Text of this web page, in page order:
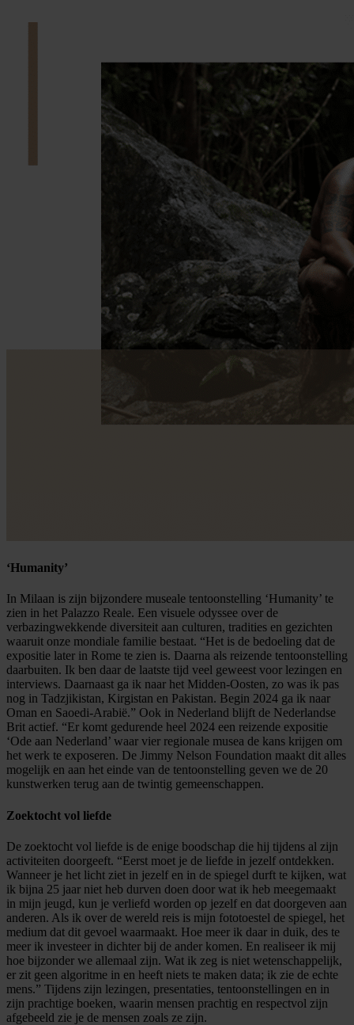
‘Humanity’
In Milaan is zijn bijzondere museale tentoonstelling ‘Humanity’ te
zien in het Palazzo Reale. Een visuele odyssee over de
verbazingwekkende diversiteit aan culturen, tradities en gezichten
waaruit onze mondiale familie bestaat. “Het is de bedoeling dat de
expositie later in Rome te zien is. Daarna als reizende tentoonstelling
daarbuiten. Ik ben daar de laatste tijd veel geweest voor lezingen en
interviews. Daarnaast ga ik naar het Midden-Oosten, zo was ik pas
nog in Tadzjikistan, Kirgistan en Pakistan. Begin 2024 ga ik naar
Oman en Saoedi-Arabië.” Ook in Nederland blijft de Nederlandse
Brit actief. “Er komt gedurende heel 2024 een reizende expositie
‘Ode aan Nederland’ waar vier regionale musea de kans krijgen om
het werk te exposeren. De Jimmy Nelson Foundation maakt dit alles
mogelijk en aan het einde van de tentoonstelling geven we de 20
kunstwerken terug aan de twintig gemeenschappen.
Zoektocht vol liefde
De zoektocht vol liefde is de enige boodschap die hij tijdens al zijn
activiteiten doorgeeft. “Eerst moet je de liefde in jezelf ontdekken.
Wanneer je het licht ziet in jezelf en in de spiegel durft te kijken, wat
ik bijna 25 jaar niet heb durven doen door wat ik heb meegemaakt
in mijn jeugd, kun je verliefd worden op jezelf en dat doorgeven aan
anderen. Als ik over de wereld reis is mijn fototoestel de spiegel, het
medium dat dit gevoel waarmaakt. Hoe meer ik daar in duik, des te
meer ik investeer in dichter bij de ander komen. En realiseer ik mij
hoe bijzonder we allemaal zijn. Wat ik zeg is niet wetenschappelijk,
er zit geen algoritme in en heeft niets te maken data; ik zie de echte
mens.” Tijdens zijn lezingen, presentaties, tentoonstellingen en in
zijn prachtige boeken, waarin mensen prachtig en respectvol zijn
afgebeeld zie je de mensen zoals ze zijn.